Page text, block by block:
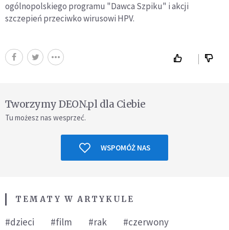
ogólnopolskiego programu "Dawca Szpiku" i akcji
szczepień przeciwko wirusowi HPV.
Tworzymy DEON.pl dla Ciebie
Tu możesz nas wesprzeć.
WSPOMÓŻ NAS
TEMATY W ARTYKULE
#dzieci #film #rak
#czerwony